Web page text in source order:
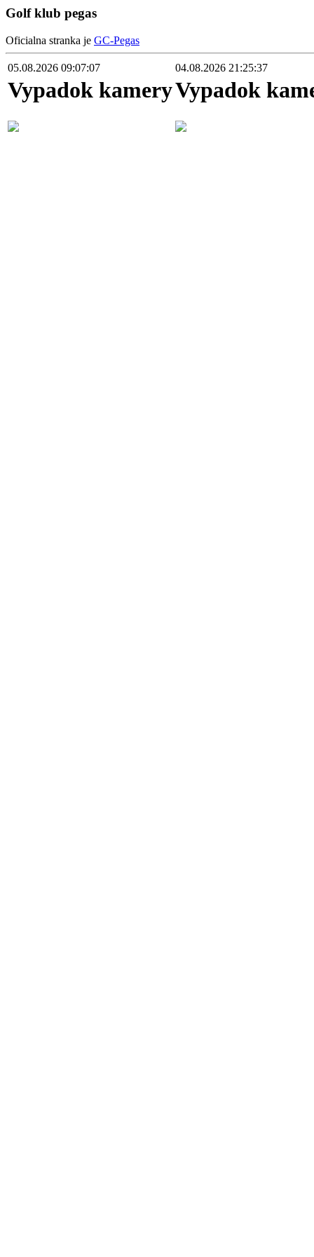
Golf klub pegas
Oficialna stranka je GC-Pegas
05.08.2026 09:07:07 04.08.2026 21:25:37
Vypadok kameryVypadok